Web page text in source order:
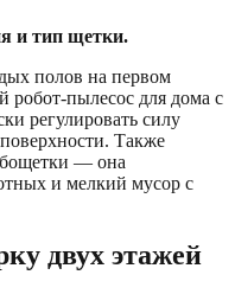
и тип щетки.
полов на первом
робот-пылесос для дома с
регулировать силу
Также
— она
и мелкий мусор с
двух этажей